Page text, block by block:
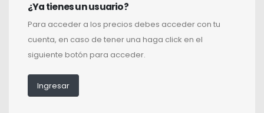
¿Ya tienes un usuario?
Para acceder a los precios debes acceder con tu
cuenta, en caso de tener una haga click en el
siguiente botón para acceder.
Ingresar